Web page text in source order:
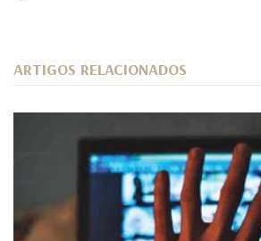
ARTIGOS RELACIONADOS